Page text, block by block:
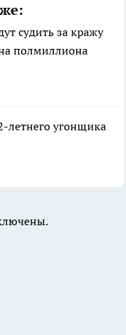
судить за кражу
полмиллиона
угонщика